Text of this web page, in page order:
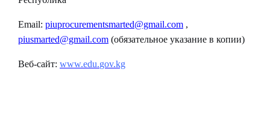
Email: piuprocurementsmarted@gmail.com ,
piusmarted@gmail.com (обязательное указание в копии)
Веб-сайт: www.edu.gov.kg